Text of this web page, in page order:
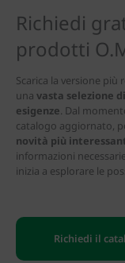
Richiedi
prodotti
Scarica la versione
una vasta selezione
esigenze. Dal
catalogo aggiornato,
novità più
informazioni necessarie
inizia a esplorare le
Richiedi il